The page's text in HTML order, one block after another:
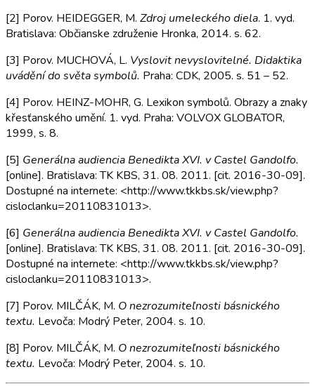
[2] Porov. HEIDEGGER, M. Zdroj umeleckého diela. 1. vyd.
Bratislava: Občianske združenie Hronka, 2014. s. 62.
[3] Porov. MUCHOVÁ, L. Vyslovit nevyslovitelné. Didaktika
uvádění do světa symbolů. Praha: CDK, 2005. s. 51 – 52.
[4] Porov. HEINZ-MOHR, G. Lexikon symbolů. Obrazy a znaky
křesťanského umění. 1. vyd. Praha: VOLVOX GLOBATOR,
1999, s. 8.
[5] Generálna audiencia Benedikta XVI. v Castel Gandolfo.
[online]. Bratislava: TK KBS, 31. 08. 2011. [cit. 2016-30-09].
Dostupné na internete: <http://www.tkkbs.sk/view.php?
cisloclanku=20110831013>.
[6] Generálna audiencia Benedikta XVI. v Castel Gandolfo.
[online]. Bratislava: TK KBS, 31. 08. 2011. [cit. 2016-30-09].
Dostupné na internete: <http://www.tkkbs.sk/view.php?
cisloclanku=20110831013>.
[7] Porov. MILČÁK, M. O nezrozumiteľnosti básnického
textu. Levoča: Modrý Peter, 2004. s. 10.
[8] Porov. MILČÁK, M. O nezrozumiteľnosti básnického
textu. Levoča: Modrý Peter, 2004. s. 10.